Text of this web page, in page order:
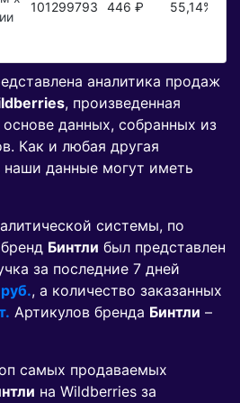
101299793 446 ₽ 55,14%
аналитика продаж
, произведенная
данных, собранных из
Как и любая другая
наши данные могут иметь
системы, по
Бинтли был представлен
за последние 7 дней
, а количество заказанных
Артикулов бренда Бинтли –
самых продаваемых
на Wildberries за